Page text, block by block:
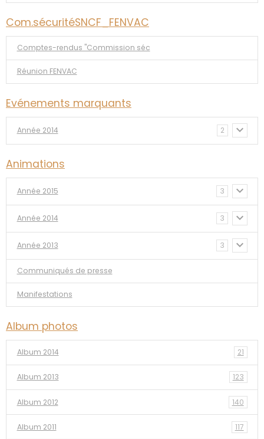
Com.sécuritéSNCF_FENVAC
Comptes-rendus "Commission séc
Réunion FENVAC
Evénements marquants
Année 2014 2
Animations
Année 2015 3
Année 2014 3
Année 2013 3
Communiqués de presse
Manifestations
Album photos
Album 2014 21
Album 2013 123
Album 2012 140
Album 2011 117